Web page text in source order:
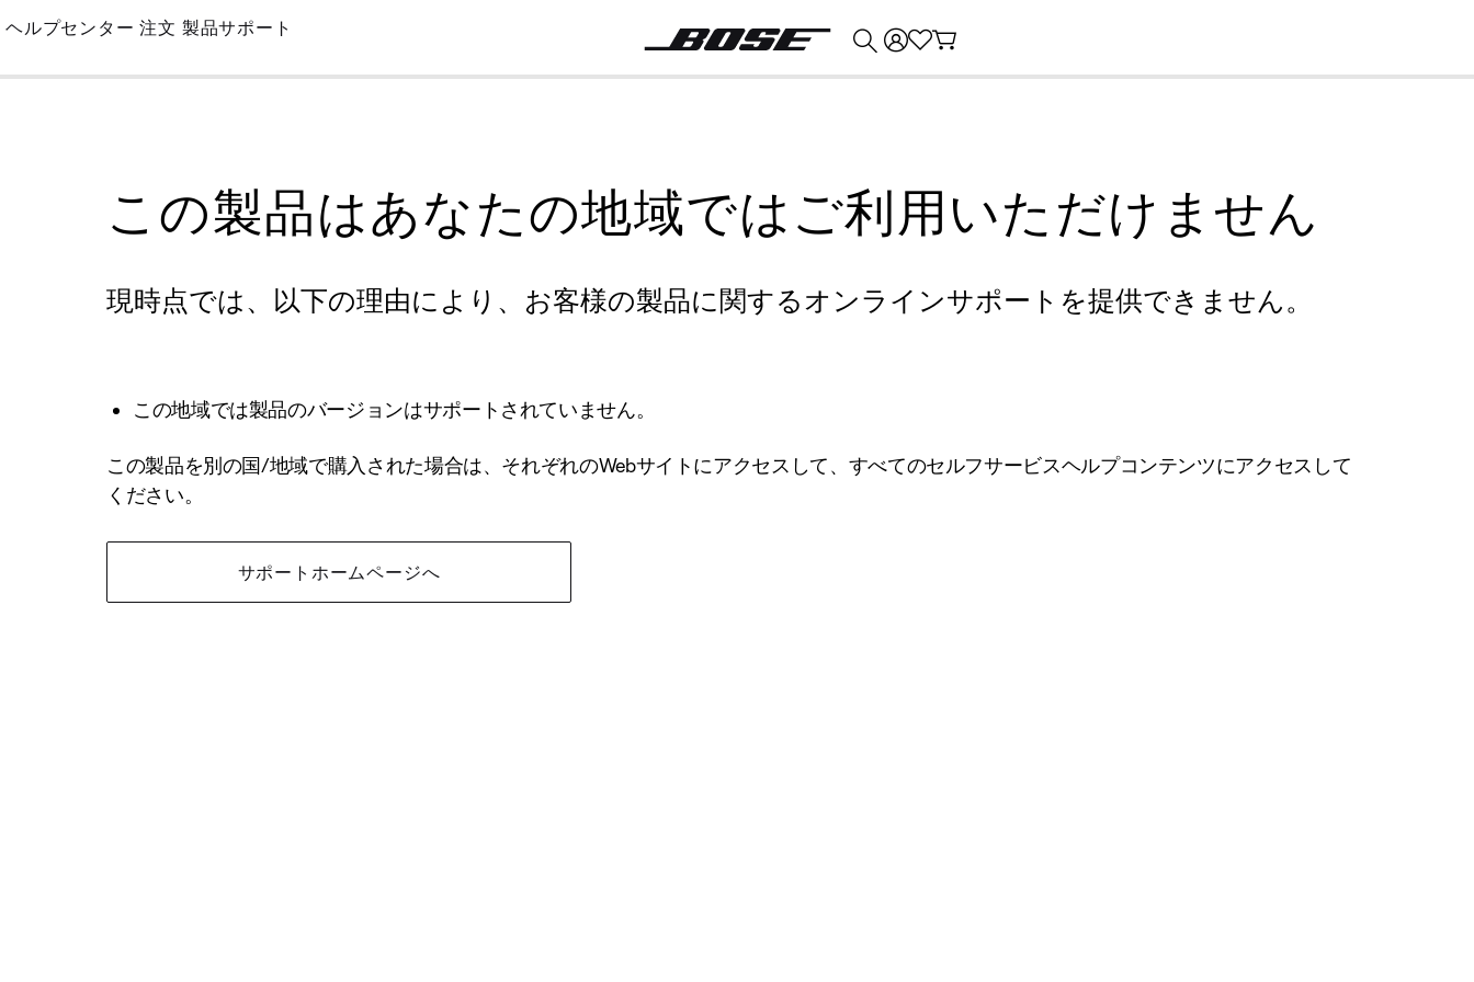
Skip
Main
ヘルプセンター 注文 製品サポート
この製品はあなたの地域ではご利用いただけません
現時点では、以下の理由により、お客様の製品に関するオンラインサポートを提供できません。
この地域では製品のバージョンはサポートされていません。
この製品を別の国/地域で購入された場合は、それぞれのWebサイトにアクセスして、すべてのセルフサービスヘルプコンテンツにアクセスして
ください。
サポートホームページへ